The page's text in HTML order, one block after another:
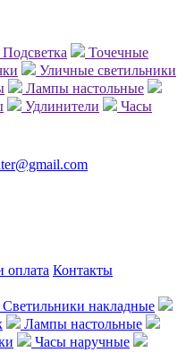
Подсветка
Точечные
Уличные светильники
Лампы настольные
Удлинители
Часы
оплата Контакты
Светильники накладные
Лампы настольные
Часы наручные